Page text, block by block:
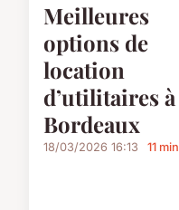
Meilleures
options de
location
d’utilitaires à
Bordeaux
18/03/2026 16:13 11 min